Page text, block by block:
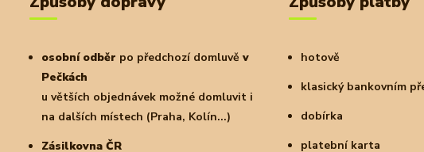
osobní odběr po předchozí domluvě v
Pečkách
u větších objednávek možné domluvit i
na dalších místech (Praha, Kolín...)
Zásilkovna ČR
hotově
klasický bankovním
dobírka
platební karta